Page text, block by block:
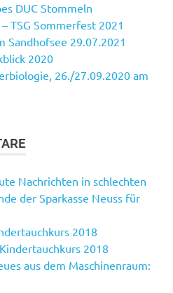
DUC Stommeln
TSG Sommerfest 2021
Sandhofsee 29.07.2021
2020
26./27.09.2020 am
Nachrichten in schlechten
der Sparkasse Neuss für
2018
Kindertauchkurs 2018
aus dem Maschinenraum: